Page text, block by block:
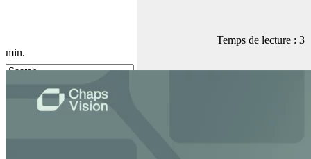
Contactez-nous
Temps de lecture : 3
min.